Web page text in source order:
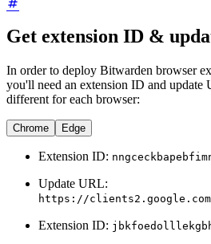
Get extension ID &
In order to deploy Bitwarden browser
you'll need an extension ID and
different for each browser:
Chrome Edge
Extension ID:
Update URL:
https://
Extension ID: